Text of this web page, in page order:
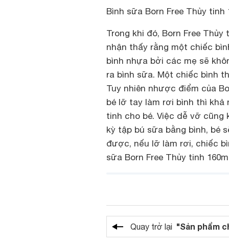
Bình sữa Born Free Thủy tinh
Trong khi đó, Born Free
nhận thấy rằng một chiếc
bình nhựa bởi các mẹ sẽ
ra bình sữa. Một chiếc bình
Tuy nhiên nhược điểm của
bé lỡ tay làm rơi bình thì khả
tinh cho bé. Việc dễ vỡ
kỳ tập bú sữa bằng bình, bé
được, nếu lỡ làm rơi, chiếc
sữa Born Free Thủy tinh
Quay trở lại "Sản phẩm